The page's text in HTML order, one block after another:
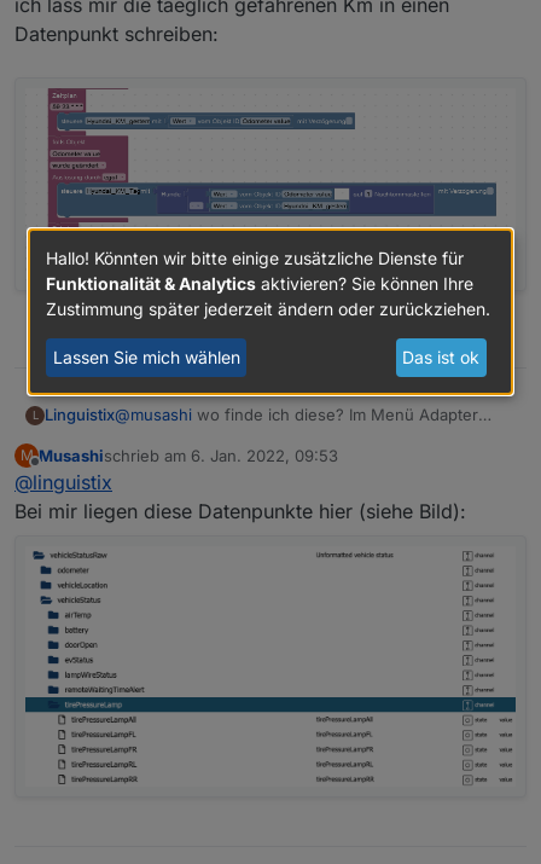
JSON wäre denkbar oder den entsprechenden node
im JSON (z.B. driveHistory) als String abspeichern,
JS auswerten.
Datenpunkt schreiben:
0
L Linguistix@musashi wo finde ich diese? Im Menü Adapter
M
Offline
Musashischrieb am 6. Jan. 2022, 09:53
zuletzt editiert von
@linguistix
Bei mir liegen diese Datenpunkte hier (siehe Bild):
Hallo! Könnten wir bitte einige zusätzliche Dienste für
Funktionalität & Analytics aktivieren? Sie können Ihre
Zustimmung später jederzeit ändern oder zurückziehen.
Lassen Sie mich wählen Das ist ok